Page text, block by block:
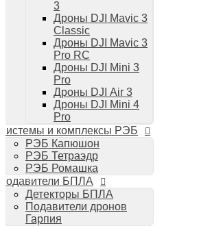
Тепловизионные прицелы
Аккумуляторы для дронов
Телевизоры
Телевизоры
Цифровая техника
Техника Apple
Телефоны iPhone
Планшеты iPad
Компьютеры Mac
Аудиотехника
Стайлеры для волос Dyson
Пылесосы Dyson
Аудио и видео DJI
Ручные камеры
3
Дроны DJI Mavic 3
Classic
Дроны DJI Mavic 3
Pro RC
Дроны DJI Mini 3
Pro
Дроны DJI Air 3
Дроны DJI Mini 4
Pro
и комплексы РЭБ
РЭБ Капюшон
РЭБ Тетраэдр
РЭБ Ромашка
БПЛА
Детекторы БПЛА
Подавители дронов
Гарпия